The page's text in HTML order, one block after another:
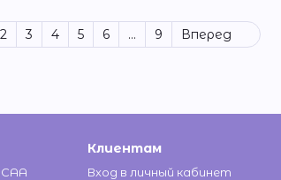
2 3 4 5 6 ... 9 Вперед
Клиентам
Вход в личный кабинет